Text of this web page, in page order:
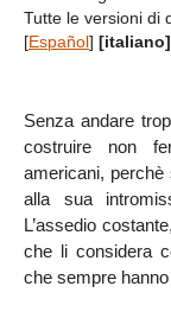
Tutte le versioni di
[Español] [italiano]
Senza andare
costruire non
americani, perchè
alla sua
L’assedio
che li considera
che sempre